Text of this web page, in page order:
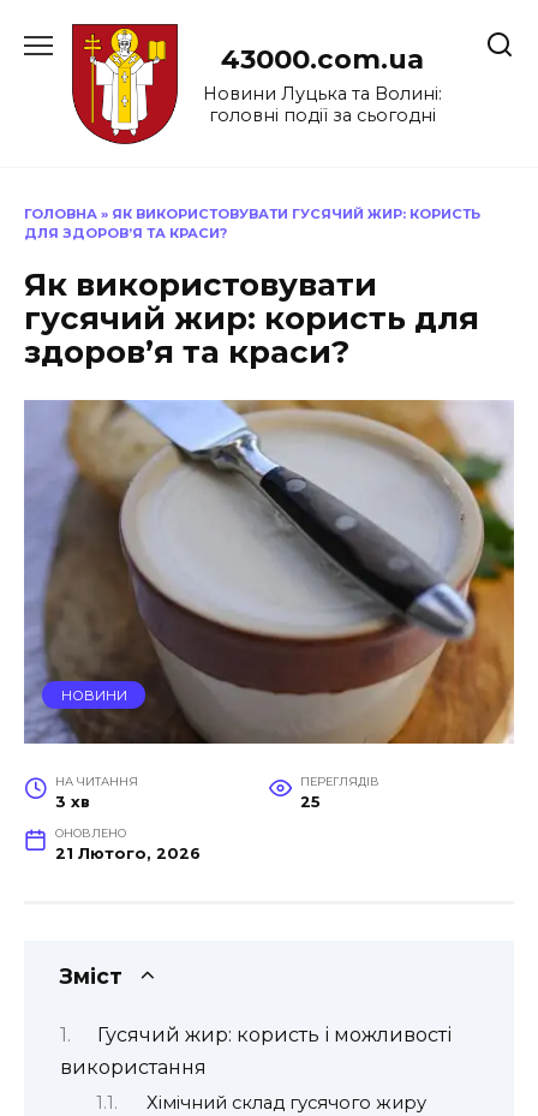
до
43000.com.ua
Новини Луцька та Волині:
головні події за сьогодні
ГОЛОВНА » ЯК ВИКОРИСТОВУВАТИ ГУСЯЧИЙ ЖИР: КОРИСТЬ
ДЛЯ ЗДОРОВ’Я ТА КРАСИ?
Як використовувати
гусячий жир: користь для
здоров’я та краси?
НОВИНИ
НА ЧИТАННЯ
3 хв
ПЕРЕГЛЯДІВ
25
ОНОВЛЕНО
21 Лютого, 2026
Зміст
Гусячий жир: користь і можливості
використання
Хімічний склад гусячого жиру